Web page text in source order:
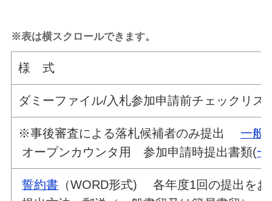
※表は横スクロールできます。
様 式
ダミーファイル/入札参加申請前チェックリス
※事後審査による落札候補者のみ提出 一般
オープンカウンタ用 参加申請時提出書類(一
誓約書 （WORD形式) 各年度1回の提出をお